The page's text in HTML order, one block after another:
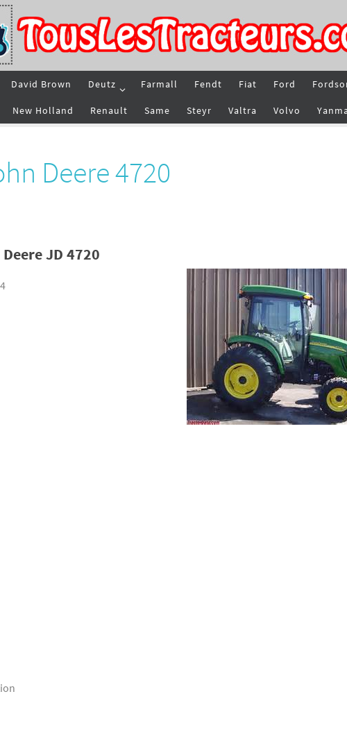
David Brown Deutz Farmall Fendt Fiat Ford
New Holland Renault Same Steyr Valtra Volvo
Deere 4720
JD 4720